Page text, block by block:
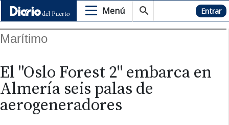
Menú Hemeroteca Entrar
Marítimo
El "Oslo Forest 2" embarca en
Almería seis palas de
aerogeneradores